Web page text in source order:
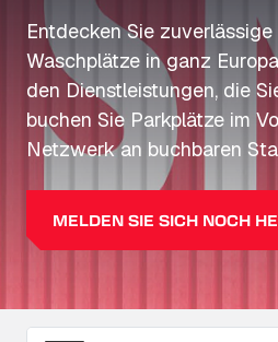
Entdecken Sie
Waschplätze in ganz
den Dienstleistungen, die
buchen Sie Parkplätze im
Netzwerk an buchbaren
MELDEN SIE SICH NOCH